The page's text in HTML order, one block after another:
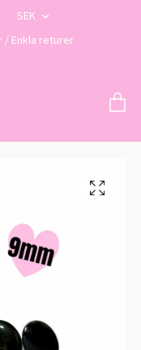
SEK
/ Enkla returer